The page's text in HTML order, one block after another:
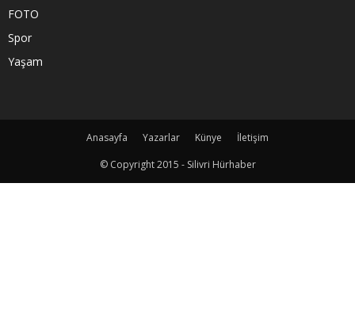
FOTO
Spor
Yaşam
Anasayfa Yazarlar Künye
İletişim
© Copyright 2015 - Silivri Hürhaber